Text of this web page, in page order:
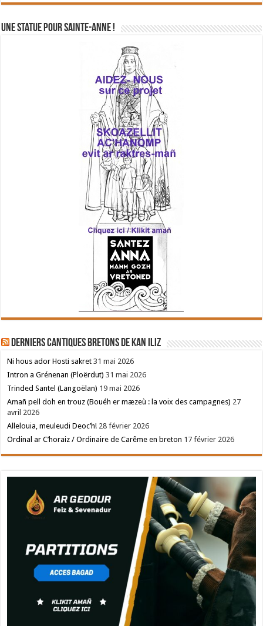
Une statue pour Sainte-Anne !
Derniers cantiques bretons de Kan Iliz
Ni hous ador Hosti sakret 31 mai 2026
Intron a Grénenan (Ploërdut) 31 mai 2026
Trinded Santel (Langoëlan) 19 mai 2026
Amañ pell doh en trouz (Bouéh er mæzeù : la voix des campagnes) 27
avril 2026
Allelouia, meuleudi Deoc’h! 28 février 2026
Ordinal ar C’horaiz / Ordinaire de Carême en breton 17 février 2026